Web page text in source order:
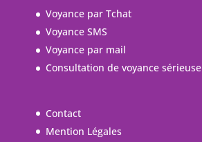
Voyance par Tchat
Voyance SMS
Voyance par mail
Consultation de voyance sérieuse
Contact
Mention Légales